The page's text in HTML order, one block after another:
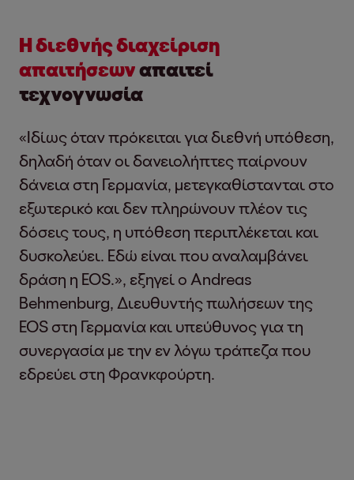
Η διεθνής διαχείριση
απαιτήσεωναπαιτεί
τεχνογνωσία
«Ιδίως όταν πρόκειται για διεθνή υπόθεση,
δηλαδή όταν οι δανειολήπτες παίρνουν
δάνεια στη Γερμανία, μετεγκαθίστανται στο
εξωτερικό και δεν πληρώνουν πλέον τις
δόσεις τους, η υπόθεση περιπλέκεται και
δυσκολεύει. Εδώ είναι που αναλαμβάνει
δράση η EOS.», εξηγεί ο Andreas
Behmenburg, Διευθυντής πωλήσεων της
EOS στη Γερμανία και υπεύθυνος για τη
συνεργασία με την εν λόγω τράπεζα που
εδρεύει στη Φρανκφούρτη.